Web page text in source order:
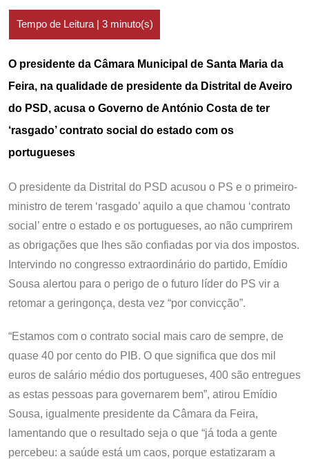
O presidente da Câmara Municipal de Santa Maria da
Feira, na qualidade de presidente da Distrital de Aveiro
do PSD, acusa o Governo de António Costa de ter
‘rasgado’ contrato social do estado com os
portugueses
O presidente da Distrital do PSD acusou o PS e o primeiro-
ministro de terem ‘rasgado’ aquilo a que chamou ‘contrato
social’ entre o estado e os portugueses, ao não cumprirem
as obrigações que lhes são confiadas por via dos impostos.
Intervindo no congresso extraordinário do partido, Emídio
Sousa alertou para o perigo de o futuro líder do PS vir a
retomar a geringonça, desta vez “por convicção”.
“Estamos com o contrato social mais caro de sempre, de
quase 40 por cento do PIB. O que significa que dos mil
euros de salário médio dos portugueses, 400 são entregues
as estas pessoas para governarem bem”, atirou Emídio
Sousa, igualmente presidente da Câmara da Feira,
lamentando que o resultado seja o que “já toda a gente
percebeu: a saúde está um caos, porque estatizaram a